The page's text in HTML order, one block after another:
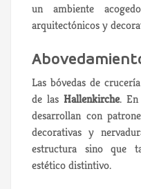
un ambiente
arquitectónicos y
Las bóvedas de
de las Hallenkirche. En
desarrollan con
decorativas y
estructura sino que
estético distintivo.